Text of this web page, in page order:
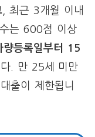
, 최근 3개월 이내
는 600점 이상
량등록일부터 15
. 만 25세 미만
출이 제한됩니